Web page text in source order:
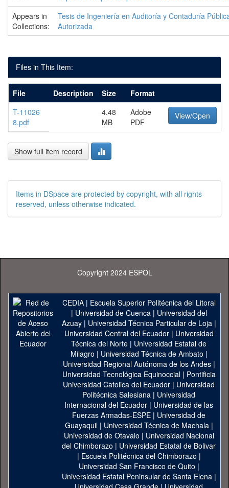
Appears in
Collections:
Tesis de Ingeniería en Auditoría y Contaduría
Autorizada
Files in This Item:
File Description Size
Format
T-11026
8.pdf
4.48
MB
Adobe
PDF
View/Open
Show full item record
Items in DSpace are protected by copyright, with all rights
reserved, unless otherwise indicated.
Copyright 2024 ESPOL
CEDIA| Escuela Superior Politécnica del Litoral
| Universidad de Cuenca| Universidad del
Azuay| Universidad Técnica Particular de Loja|
Universidad Central del Ecuador| Universidad
Técnica del Norte | Universidad Estatal de
Milagro | Universidad Técnica de Ambato |
Universidad Regional Autónoma de los Andes|
Universidad Tecnológica Equinoccial| Pontificia
Universidad Catolica del Ecuador | Universidad
Politécnica Salesiana | Universidad
Internacional del Ecuador | Universidad de las
Fuerzas Armadas-ESPE | Universidad de
Guayaquil| Universidad Técnica de Machala|
Universidad de Otavalo | Universidad Nacional
del Chimborazo | Universidad Estatal de Bolivar
| Escuela Politécnica del Chimborazo |
Universidad San Francisco de Quito |
Universidad Estatal Peninsular de Santa Elena|